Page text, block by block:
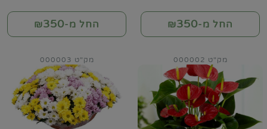
החל מ-₪350 החל מ-₪350
מק"ט 000002 מק"ט 000003